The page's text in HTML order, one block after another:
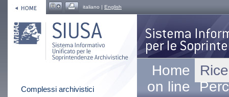
italiano | English
Complessi archivistici
Home
on line